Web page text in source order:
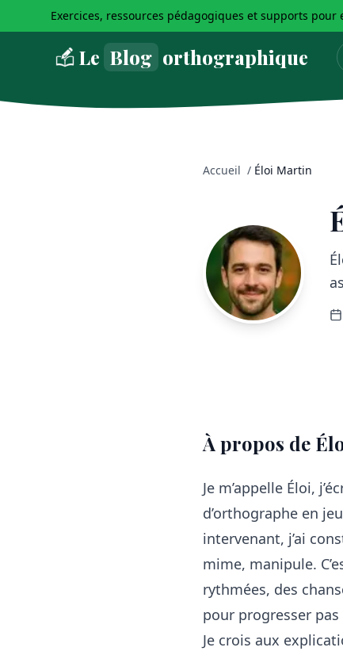
Exercices, ressources pédagogiques et supports
Le Blog orthographique
Accueil / Éloi Martin
À propos de
Je m’appelle Éloi,
d’orthographe en
intervenant, j’ai
mime, manipule.
rythmées, des
pour progresser pas
Je crois aux